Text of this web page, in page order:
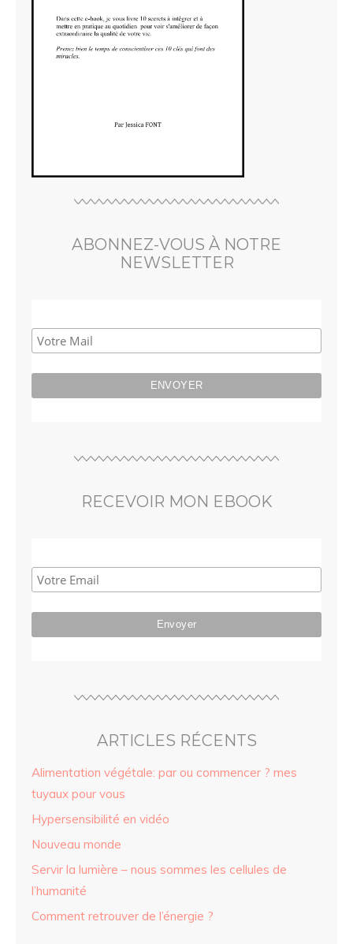
ABONNEZ-VOUS À NOTRE
NEWSLETTER
RECEVOIR MON EBOOK
ARTICLES RÉCENTS
Alimentation végétale: par ou commencer ? mes
tuyaux pour vous
Hypersensibilité en vidéo
Nouveau monde
Servir la lumière – nous sommes les cellules de
l’humanité
Comment retrouver de l’énergie ?